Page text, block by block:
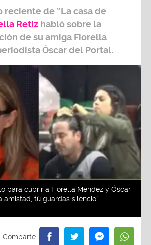
reciente de “La casa de
Retiz habló sobre la
de su amiga Fiorella
Óscar del Portal.
para cubrir a Fiorella Méndez y Óscar
amistad, tú guardas silencio”